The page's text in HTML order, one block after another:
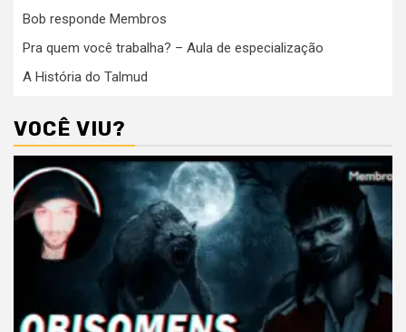
Bob responde Membros
Pra quem você trabalha? – Aula de especialização
A História do Talmud
VOCÊ VIU?